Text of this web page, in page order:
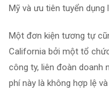
Mỹ và ưu tiên tuyển dụng
Một đơn kiện tương tự
California bởi một tổ
công ty, liên đoàn doanh
phí này là không hợp lệ